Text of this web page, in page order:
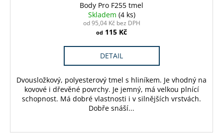
Body Pro F255 tmel
Skladem (4 ks)
od 95,04 Kč bez DPH
od 115 Kč
DETAIL
Dvousložkový, polyesterový tmel s hliníkem. Je vhodný na
kovové i dřevěné povrchy. Je jemný, má velkou plnící
schopnost. Má dobré vlastnosti i v silnějších vrstvách.
Dobře snáší...